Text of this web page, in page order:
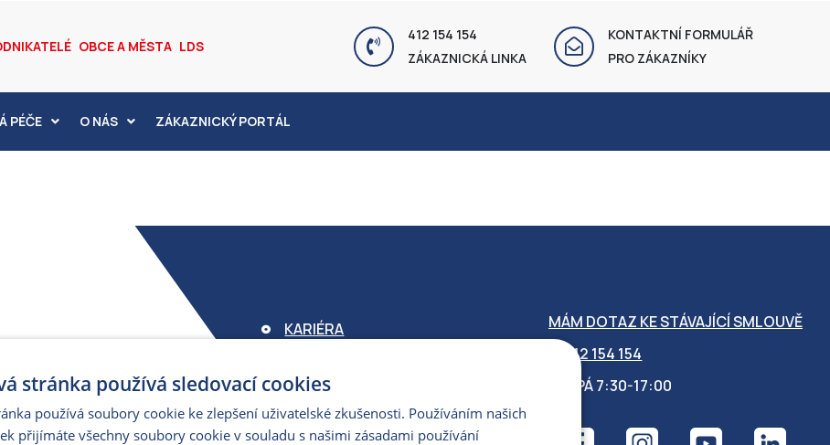
OBCE A MĚSTA LDS
412 154 154
ZÁKAZNICKÁ LINKA
KONTAKTNÍ FORMULÁŘ
PRO ZÁKAZNÍKY
PÉČE O NÁS ZÁKAZNICKÝ PORTÁL
KARIÉRA
ZÁRUKA ELEKTROMOBILITY
PARTNERSKÝ PORTÁL
MÁM DOTAZ KE STÁVAJÍCÍ SMLOUVĚ
412 154 154
PO-PÁ 7:30-17:00
stránka používá sledovací cookies
používá soubory cookie ke zlepšení uživatelské zkušenosti. Používáním našich
přijímáte všechny soubory cookie v souladu s našimi zásadami používání